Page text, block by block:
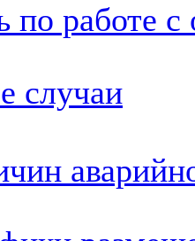
по работе
случаи